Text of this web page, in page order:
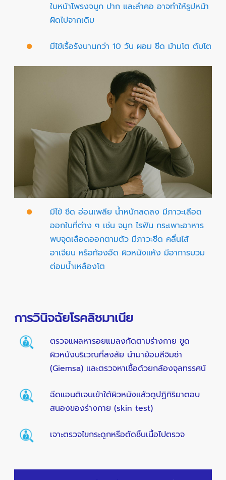
ใบหน้าโพรงจมูก ปาก และลำคอ อาจทำให้รูปหน้า
ผิดไปจากเดิม
มีไข้เรื้อรังนานกว่า 10 วัน ผอม ซีด ม้ามโต ตับโต
มีไข้ ซีด อ่อนเพลีย น้ำหนักลดลง มีภาวะเลือด
ออกในที่ต่าง ๆ เช่น จมูก ไรฟัน กระเพาะอาหาร
พบจุดเลือดออกตามตัว มีภาวะซีด คลื่นไส้
อาเจียน หรือท้องอืด ผิวหนังแห้ง มีอาการบวม
ต่อมน้ำเหลืองโต
การวินิจฉัยโรคลิชมาเนีย
ตรวจแผลหารอยแมลงกัดตามร่างกาย ขูด
ผิวหนังบริเวณที่สงสัย นำมาย้อมสีจิมซ่า
(Giemsa) และตรวจหาเชื้อด้วยกล้องจุลทรรศน์
ฉีดแอนติเจนเข้าใต้ผิวหนังแล้วดูปฏิกิริยาตอบ
สนองของร่างกาย (skin test)
เจาะตรวจไขกระดูกหรือตัดชิ้นเนื้อไปตรวจ